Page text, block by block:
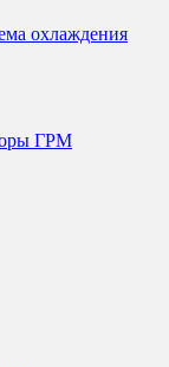
охлаждения
ГРМ